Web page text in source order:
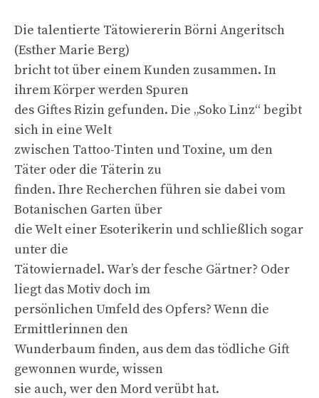
Die talentierte Tätowiererin Börni Angeritsch
(Esther Marie Berg)
bricht tot über einem Kunden zusammen. In
ihrem Körper werden Spuren
des Giftes Rizin gefunden. Die „Soko Linz“ begibt
sich in eine Welt
zwischen Tattoo-Tinten und Toxine, um den
Täter oder die Täterin zu
finden. Ihre Recherchen führen sie dabei vom
Botanischen Garten über
die Welt einer Esoterikerin und schließlich sogar
unter die
Tätowiernadel. War’s der fesche Gärtner? Oder
liegt das Motiv doch im
persönlichen Umfeld des Opfers? Wenn die
Ermittlerinnen den
Wunderbaum finden, aus dem das tödliche Gift
gewonnen wurde, wissen
sie auch, wer den Mord verübt hat.